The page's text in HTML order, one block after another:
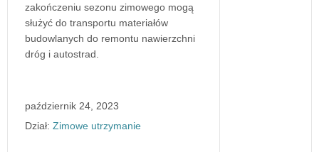
zakończeniu sezonu zimowego mogą
służyć do transportu materiałów
budowlanych do remontu nawierzchni
dróg i autostrad.
październik 24, 2023
Dział: Zimowe utrzymanie